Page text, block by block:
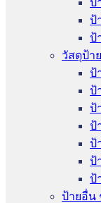
ป้
ป้
ป้
วัสดุป้าย
ป้
ป้
ป้
ป้
ป้
ป้
ป้
ป้ายอื่น